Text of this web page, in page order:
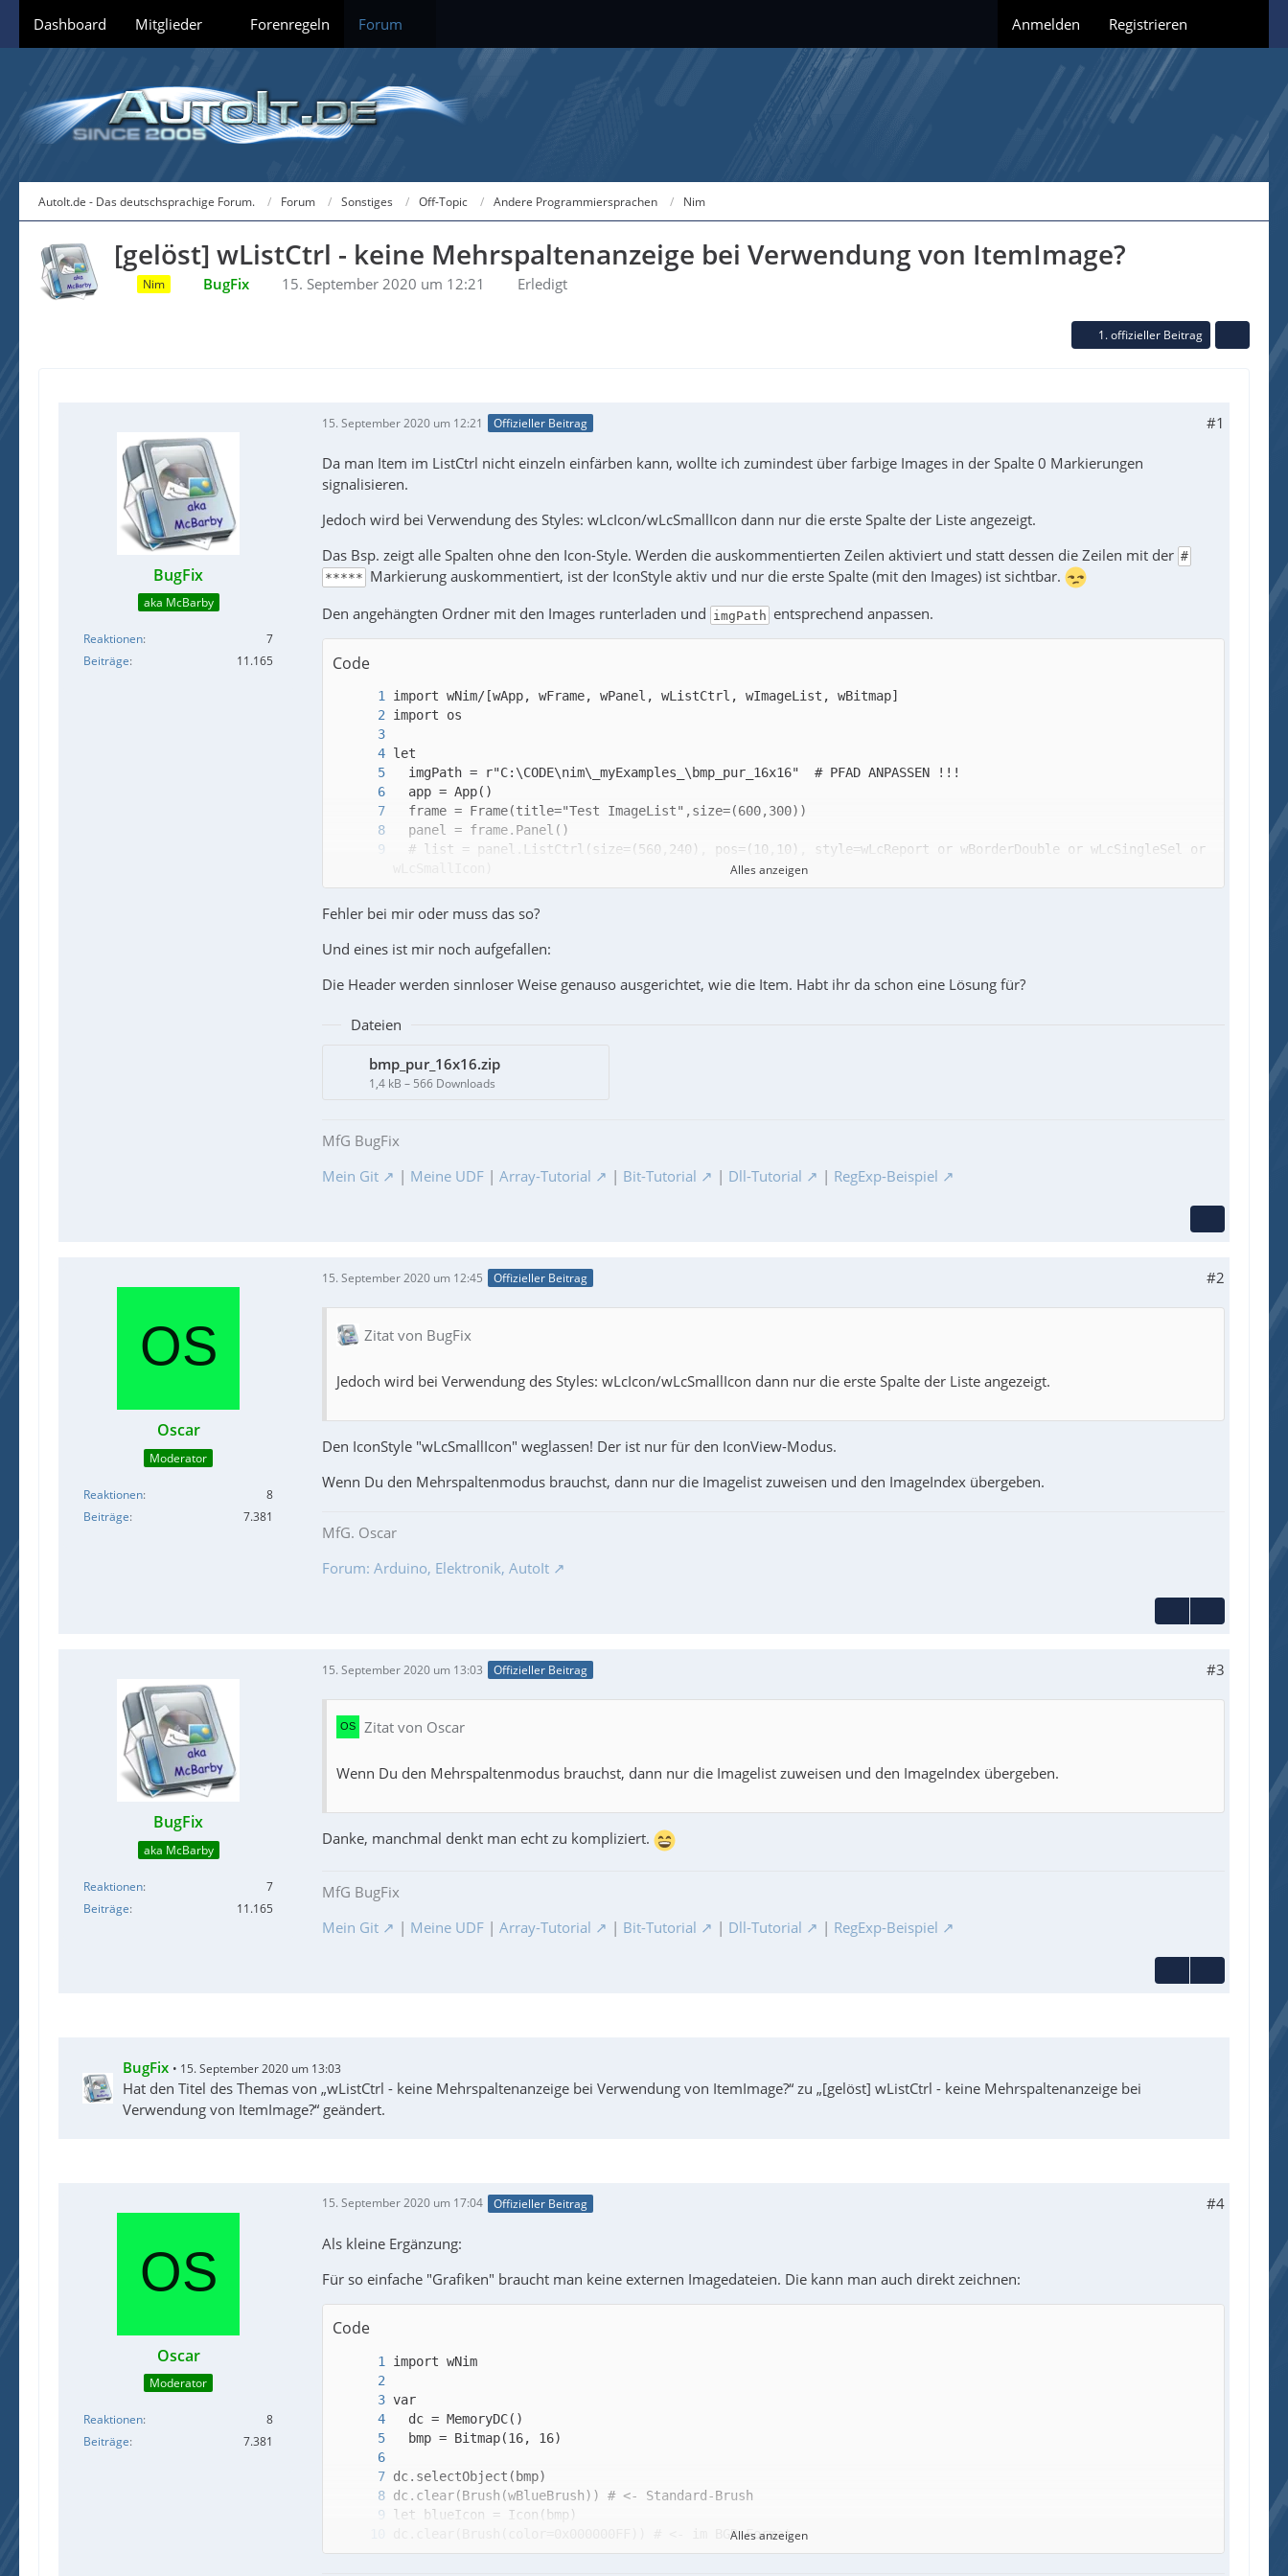
Dashboard Mitglieder Forenregeln Forum Anmelden Registrieren
AutoIt.de - Das deutschsprachige Forum. Forum Sonstiges Off-Topic Andere Programmiersprachen Nim
[gelöst] wListCtrl - keine Mehrspaltenanzeige bei Verwendung von ItemImage?
Nim BugFix 15. September 2020 um 12:21 Erledigt
1. offizieller Beitrag
BugFix
aka McBarby
Reaktionen
7
Beiträge
11.165
15. September 2020 um 12:21 Offizieller Beitrag #1
Da man Item im ListCtrl nicht einzeln einfärben kann, wollte ich zumindest über farbige Images in der Spalte 0 Markierungen
signalisieren.
Jedoch wird bei Verwendung des Styles: wLcIcon/wLcSmallIcon dann nur die erste Spalte der Liste angezeigt.
Das Bsp. zeigt alle Spalten ohne den Icon-Style. Werden die auskommentierten Zeilen aktiviert und statt dessen die Zeilen mit der #
***** Markierung auskommentiert, ist der IconStyle aktiv und nur die erste Spalte (mit den Images) ist sichtbar.
Den angehängten Ordner mit den Images runterladen und imgPath entsprechend anpassen.
Code
  # list = panel.ListCtrl(size=(560,240), pos=(10,10), style=wLcReport or wBorderDouble or wLcSingleSel or
  list = panel.ListCtrl(size=(560,240), pos=(10,10), style=wLcReport or wBorderDouble or wLcSingleSel) # **
Alles anzeigen
Fehler bei mir oder muss das so?
Und eines ist mir noch aufgefallen:
Die Header werden sinnloser Weise genauso ausgerichtet, wie die Item. Habt ihr da schon eine Lösung für?
Dateien
bmp_pur_16x16.zip
1,4 kB – 566 Downloads
MfG BugFix
Mein Git
| Meine UDF | Array-Tutorial | Bit-Tutorial | Dll-Tutorial | RegExp-Beispiel
Oscar
Moderator
Reaktionen
8
Beiträge
7.381
15. September 2020 um 12:45 Offizieller Beitrag #2
Zitat von BugFix
Jedoch wird bei Verwendung des Styles: wLcIcon/wLcSmallIcon dann nur die erste Spalte der Liste angezeigt.
Den IconStyle "wLcSmallIcon" weglassen! Der ist nur für den IconView-Modus.
Wenn Du den Mehrspaltenmodus brauchst, dann nur die Imagelist zuweisen und den ImageIndex übergeben.
MfG. Oscar
Forum: Arduino, Elektronik, AutoIt
BugFix
aka McBarby
Reaktionen
7
Beiträge
11.165
15. September 2020 um 13:03 Offizieller Beitrag #3
Zitat von Oscar
Wenn Du den Mehrspaltenmodus brauchst, dann nur die Imagelist zuweisen und den ImageIndex übergeben.
Danke, manchmal denkt man echt zu kompliziert.
MfG BugFix
Mein Git
| Meine UDF | Array-Tutorial | Bit-Tutorial | Dll-Tutorial | RegExp-Beispiel
BugFix 15. September 2020 um 13:03
Hat den Titel des Themas von „wListCtrl - keine Mehrspaltenanzeige bei Verwendung von ItemImage?“ zu „[gelöst] wListCtrl - keine Mehrspaltenanzeige bei
Verwendung von ItemImage?“ geändert.
Oscar
Moderator
Reaktionen
8
Beiträge
7.381
15. September 2020 um 17:04 Offizieller Beitrag #4
Als kleine Ergänzung:
Für so einfache "Grafiken" braucht man keine externen Imagedateien. Die kann man auch direkt zeichnen:
Code
Alles anzeigen